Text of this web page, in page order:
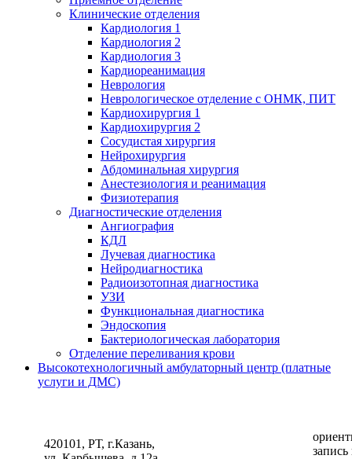
Клинические отделения
Кардиология 1
Кардиология 2
Кардиология 3
Кардиореанимация
Неврология
Неврологическое отделение с ОНМК, ПИТ
Кардиохирургия 1
Кардиохирургия 2
Сосудистая хирургия
Нейрохирургия
Абдоминальная хирургия
Анестезиология и реанимация
Физиотерапия
Диагностические отделения
Ангиография
КДЛ
Лучевая диагностика
Нейродиагностика
Радиоизотопная диагностика
УЗИ
Функциональная диагностика
Эндоскопия
Бактериологическая лаборатория
Отделение переливания крови
Высокотехнологичный амбулаторный центр (платные
услуги и ДМС)
420101, РТ, г.Казань,